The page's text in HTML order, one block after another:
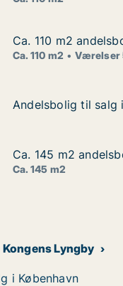
i 2640
andelsbolig til
Ca. 110 m2
Ca. 110 m2
Ca. 110 m2 Værelser
K,
til salg i 1256
Andelsbolig til salg
Andelsbolig til salg
i 2860 Søborg,
andelsbolig til
Ca. 145 m2
Ca. 145 m2
Ca. 145 m2
Lyngby
i København